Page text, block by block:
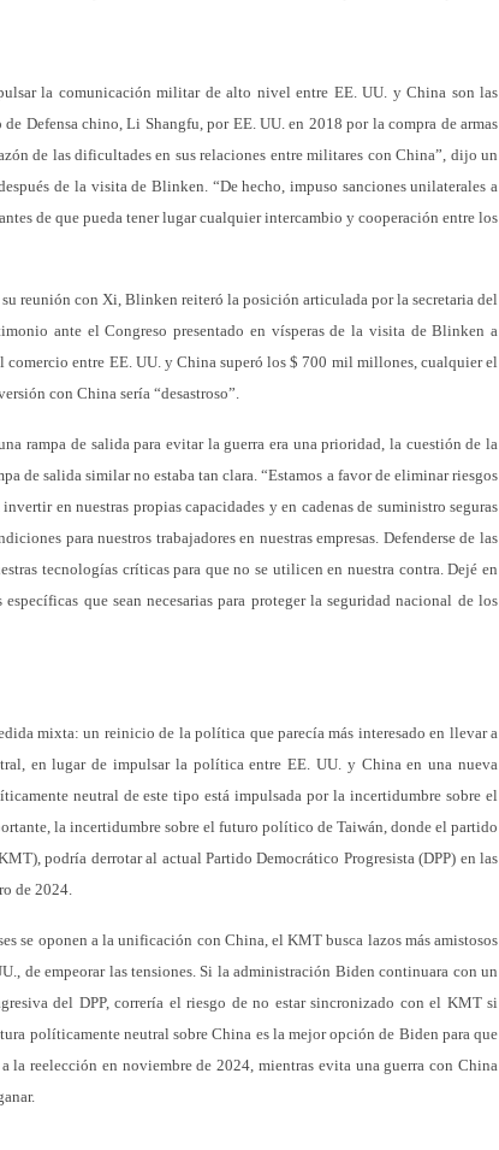
la comunicación militar de alto nivel entre EE. UU. y China son las
Defensa chino, Li Shangfu, por EE. UU. en 2018 por la compra de armas
de las dificultades en sus relaciones entre militares con China”, dijo un
de la visita de Blinken. “De hecho, impuso sanciones unilaterales a
de que pueda tener lugar cualquier intercambio y cooperación entre los
reunión con Xi, Blinken reiteró la posición articulada por la secretaria del
ante el Congreso presentado en vísperas de la visita de Blinken a
comercio entre EE. UU. y China superó los $ 700 mil millones, cualquier el
con China sería “desastroso”.
rampa de salida para evitar la guerra era una prioridad, la cuestión de la
de salida similar no estaba tan clara. “Estamos a favor de eliminar riesgos
en nuestras propias capacidades y en cadenas de suministro seguras
para nuestros trabajadores en nuestras empresas. Defenderse de las
tecnologías críticas para que no se utilicen en nuestra contra. Dejé en
que sean necesarias para proteger la seguridad nacional de los
mixta: un reinicio de la política que parecía más interesado en llevar a
en lugar de impulsar la política entre EE. UU. y China en una nueva
neutral de este tipo está impulsada por la incertidumbre sobre el
la incertidumbre sobre el futuro político de Taiwán, donde el partido
podría derrotar al actual Partido Democrático Progresista (DPP) en las
de 2024.
se oponen a la unificación con China, el KMT busca lazos más amistosos
de empeorar las tensiones. Si la administración Biden continuara con un
del DPP, correría el riesgo de no estar sincronizado con el KMT si
políticamente neutral sobre China es la mejor opción de Biden para que
la reelección en noviembre de 2024, mientras evita una guerra con China